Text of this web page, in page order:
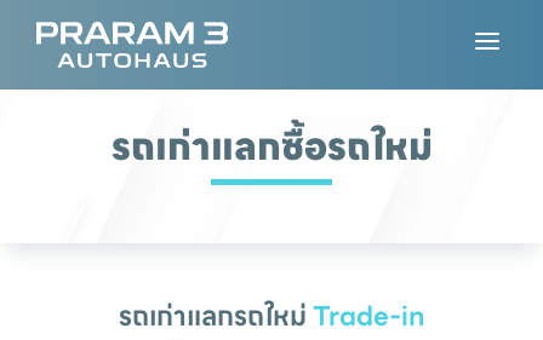
a
รถเก่าแลกซื้อรถใหม่
รถเก่าแลกรถใหม่Trade-in